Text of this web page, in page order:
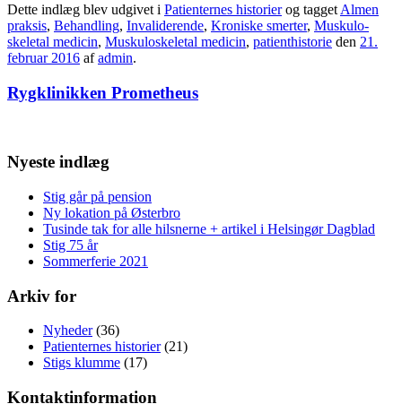
Dette indlæg blev udgivet i Patienternes historierog tagget Almen
praksis, Behandling, Invaliderende, Kroniske smerter, Muskulo-
skeletal medicin, Muskuloskeletal medicin, patienthistorie den 21.
februar 2016 afadmin.
Rygklinikken Prometheus
Nyeste indlæg
Stig går på pension
Ny lokation på Østerbro
Tusinde tak for alle hilsnerne + artikel i Helsingør Dagblad
Stig 75 år
Sommerferie 2021
Arkiv for
Nyheder(36)
Patienternes historier(21)
Stigs klumme (17)
Kontaktinformation